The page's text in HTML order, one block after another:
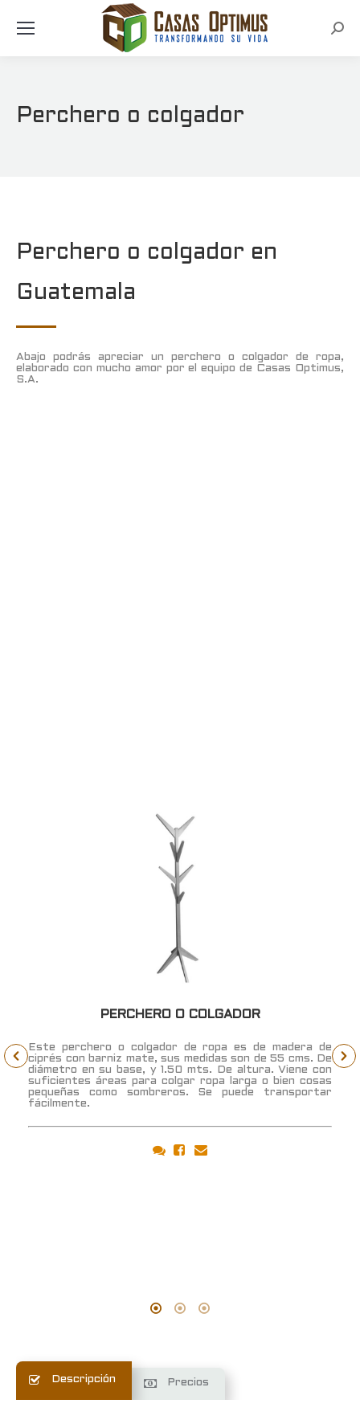
Perchero o colgador
Perchero o colgador en
Guatemala
Abajo podrás apreciar un perchero o colgador de ropa,
elaborado con mucho amor por el equipo de Casas Optimus,
S.A.
PERCHERO O COLGADOR
Este perchero o colgador de ropa es de madera de
ciprés con barniz mate, sus medidas son de 55 cms. De
diámetro en su base, y 1.50 mts. De altura. Viene con
suficientes áreas para colgar ropa larga o bien cosas
pequeñas como sombreros. Se puede transportar
fácilmente.
Descripción Precios